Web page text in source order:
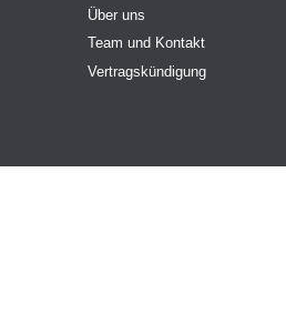
Über uns
Team und Kontakt
Vertragskündigung